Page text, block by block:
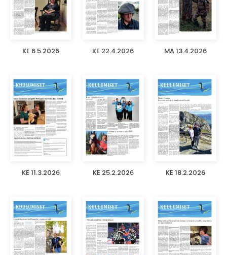
KE 6.5.2026 KE 22.4.2026 MA 13.4.2026
KE 11.3.2026 KE 25.2.2026 KE 18.2.2026